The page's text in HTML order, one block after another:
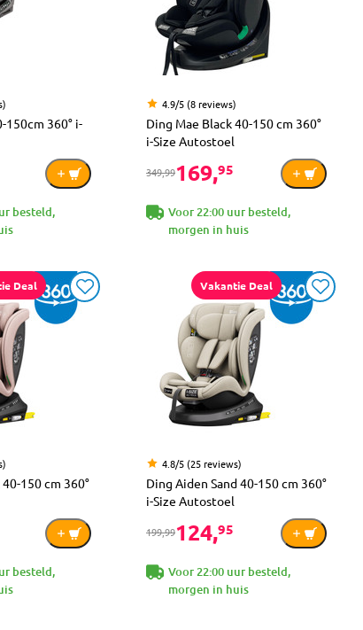
150cm 360° i-
besteld,
4.9/5 (8 reviews)
Ding Mae Black 40-150 cm 360°
i-Size Autostoel
349,99169,95
Voor 22:00 uur besteld,
morgen in huis
Deal
150 cm 360°
besteld,
Vakantie Deal
4.8/5 (25 reviews)
Ding Aiden Sand 40-150 cm 360°
i-Size Autostoel
199,99124,95
Voor 22:00 uur besteld,
morgen in huis